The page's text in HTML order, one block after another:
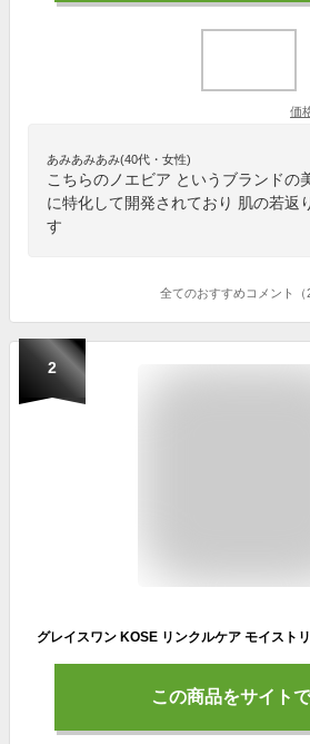
価
あみあみあみ(40代・女性)
こちらのノエビア というブランドの
に特化して開発されており 肌の若返
す
全てのおすすめコメント（2
2
この商品をサイト